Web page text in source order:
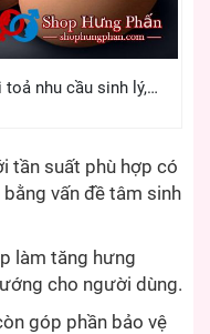
toả nhu cầu sinh lý,…
tần suất phù hợp có
vấn đề tâm sinh
làm tăng hưng
cho người dùng.
góp phần bảo vệ